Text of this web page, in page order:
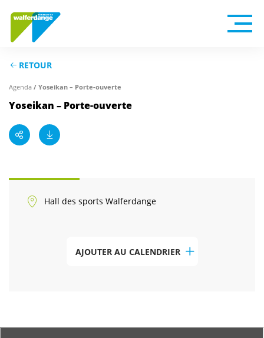
RETOUR
Agenda / Yoseikan – Porte-ouverte
Yoseikan – Porte-ouverte
Hall des sports Walferdange
AJOUTER AU CALENDRIER